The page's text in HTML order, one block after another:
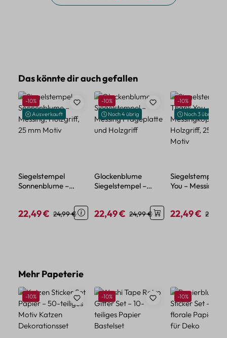
Produktgalerie überspringen
Das könnte dir auch gefallen
Rabatt
-10%
Ausverkauft
Siegelstempel
Sonnenblume –
Verkaufspreis:
22,49 € Regulärer Preis:
24,99 €
Rabatt
-10%
Noch 4 übrig
Glockenblume
Siegelstempel –
Verkaufspreis:
22,49 € Regulärer Preis:
24,99 €
Rabatt
-10%
Noch 3 übrig
Siegelstempel
You –
Verkaufspreis:
22,49 € 24,99
Produktgalerie überspringen
Mehr Papeterie
Rabatt
-10% Rabatt
-10% Rabatt
-10%